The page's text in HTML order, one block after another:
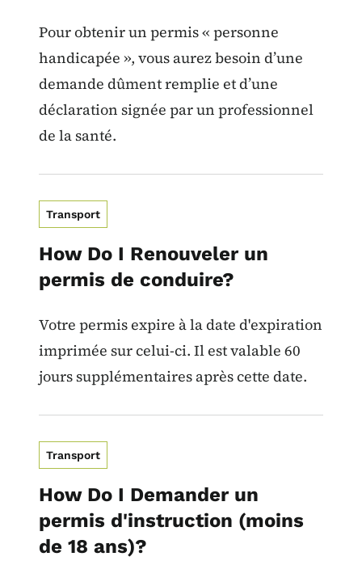
Pour obtenir un permis « personne
handicapée », vous aurez besoin d’une
demande dûment remplie et d’une
déclaration signée par un professionnel
de la santé.
Transport
How Do I Renouveler un
permis de conduire?
Votre permis expire à la date d'expiration
imprimée sur celui-ci. Il est valable 60
jours supplémentaires après cette date.
Transport
How Do I Demander un
permis d'instruction (moins
de 18 ans)?